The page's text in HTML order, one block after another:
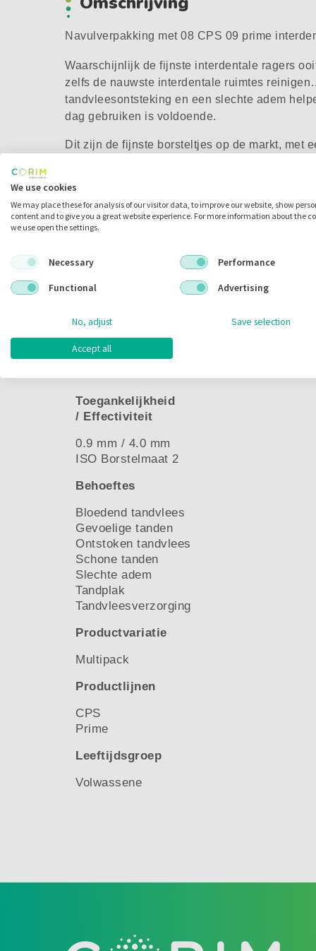
Navulverpakking met 08 CPS 09 prime
Waarschijnlijk de fijnste interdentale ragers
zelfs de nauwste interdentale ruimtes
tandvleesontsteking en een slechte adem
dag gebruiken is voldoende.
Dit zijn de fijnste borsteltjes op de markt, met
duurzaamheid. Een CPS 09 prime is de op
ragers en past in de wat grotere ruimtes.
persoonlijke favoriete houder gebruikt worden
makkelijke en effectieve preventie van
en parodontitis. Door de hoge kwaliteit van de
reinigingsbeweging voldoende: eenmaal erin
Gepatenteerd chirurgisch draad voor de
Ultrafijne borstelharen met een
Kliksysteem voor alle houders
Kleur
Toegankelijkheid
/ Effectiviteit
0.9 mm / 4.0 mm
ISO Borstelmaat 2
Behoeftes
Bloedend tandvlees
Gevoelige tanden
Ontstoken tandvlees
Schone tanden
Slechte adem
Tandplak
Tandvleesverzorging
Productvariatie
Multipack
Productlijnen
CPS
Prime
Leeftijdsgroep
Volwassene
We use cookies
We may place these for analysis of our visitor data, to improve our website, show
content and to give you a great website experience. For more information about the
we use open the settings.
Necessary
Performance
Functional
Advertising
No, adjust Save selection
Accept all